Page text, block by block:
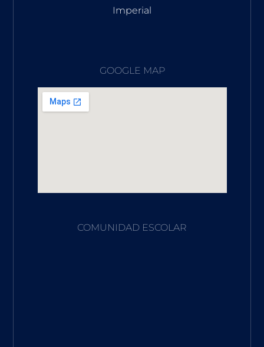
Imperial
GOOGLE MAP
COMUNIDAD ESCOLAR